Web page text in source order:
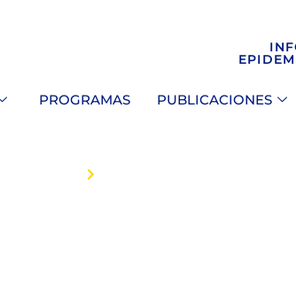
PROGRAMAS PUBLICACIONES